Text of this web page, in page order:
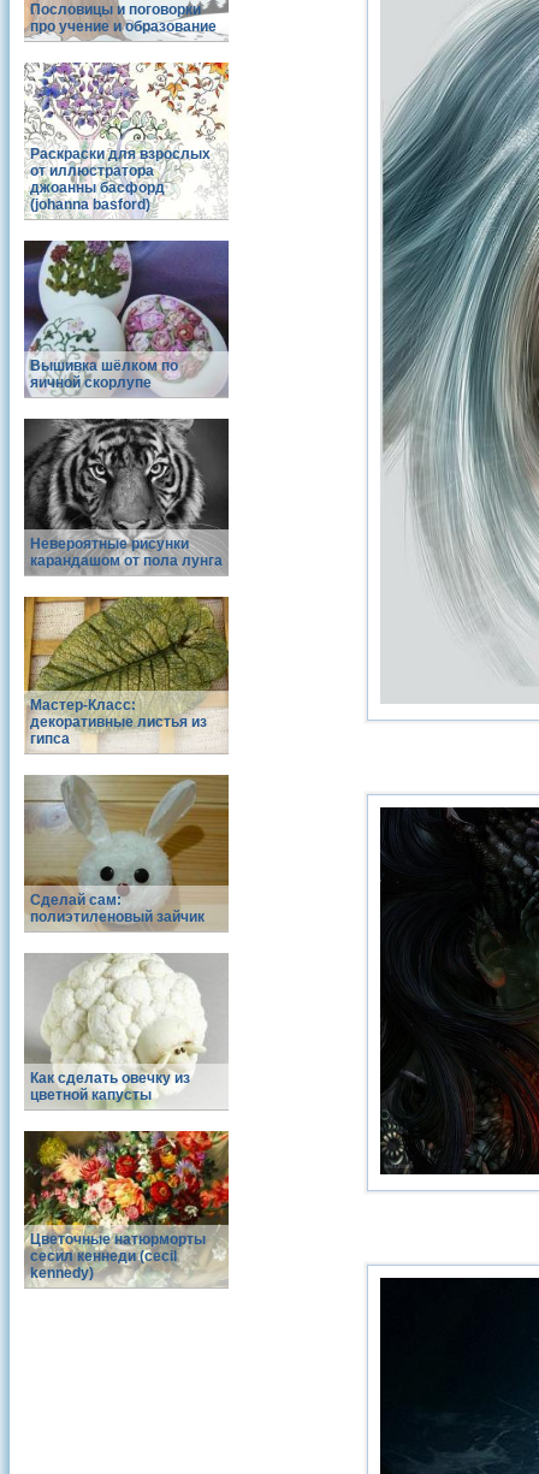
Пословицы и поговорки
про учение и образование
Раскраски для взрослых
от иллюстратора
джоанны басфорд
(johanna basford)
Вышивка шёлком по
яичной скорлупе
Невероятные рисунки
карандашом от пола лунга
Мастер-Класс:
декоративные листья из
гипса
Сделай сам:
полиэтиленовый зайчик
Как сделать овечку из
цветной капусты
Цветочные натюрморты
сесил кеннеди (cecil
kennedy)